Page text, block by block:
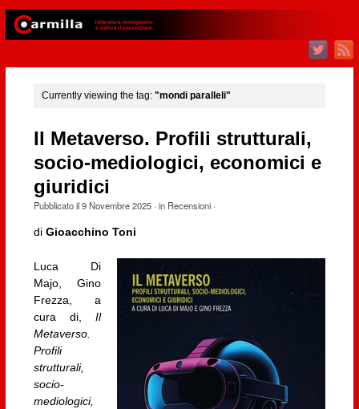
Currently viewing the tag: "mondi paralleli"
Il Metaverso. Profili strutturali,
socio-mediologici, economici e
giuridici
Pubblicato il9 Novembre 2025· in Recensioni·
di Gioacchino Toni
Luca Di
Majo, Gino
Frezza, a
cura di,Il
Metaverso.
Profili
strutturali,
socio-
mediologici,